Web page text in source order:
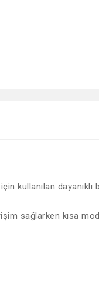
kullanılan dayanıklı
sağlarken kısa